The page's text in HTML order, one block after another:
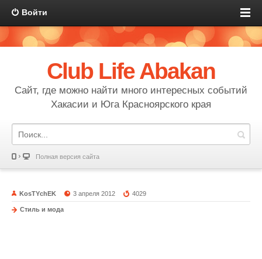
Войти
Club Life Abakan
Сайт, где можно найти много интересных событий
Хакасии и Юга Красноярского края
Полная версия сайта
KosTYchEK 3 апреля 2012 4029
Стиль и мода